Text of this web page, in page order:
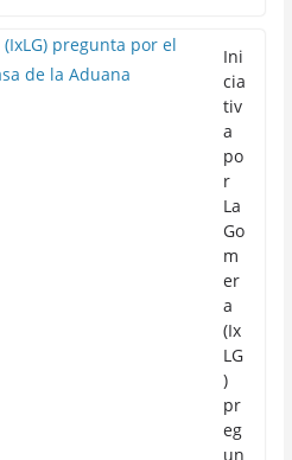
Ini
cia
tiv
a
po
r
La
Go
m
er
a
(Ix
LG
)
pr
eg
un